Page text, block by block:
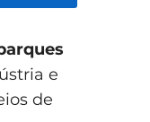
e
de